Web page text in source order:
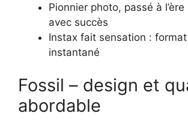
Pionnier photo, passé à
avec succès
Instax fait sensation :
instantané
Fossil – design et
abordable